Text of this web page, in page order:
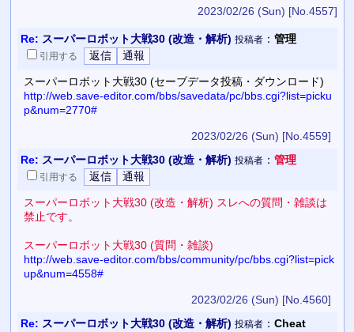
2023/02/26 (Sun) [No.4557]
Re: スーパーロボット大戦30 (改造・解析) 投稿者： 管理
引用する
スーパーロボット大戦30 (セーブデータ投稿・ダウンロード)
http://web.save-editor.com/bbs/savedata/pc/bbs.cgi?list=picku
p&num=2770#
2023/02/26 (Sun) [No.4559]
Re: スーパーロボット大戦30 (改造・解析) 投稿者： 管理
引用する
スーパーロボット大戦30 (改造・解析) スレへの質問・雑談は
禁止です。
スーパーロボット大戦30 (質問・雑談)
http://web.save-editor.com/bbs/community/pc/bbs.cgi?list=pick
up&num=4558#
2023/02/26 (Sun) [No.4560]
Re: スーパーロボット大戦30 (改造・解析) 投稿者： Cheat